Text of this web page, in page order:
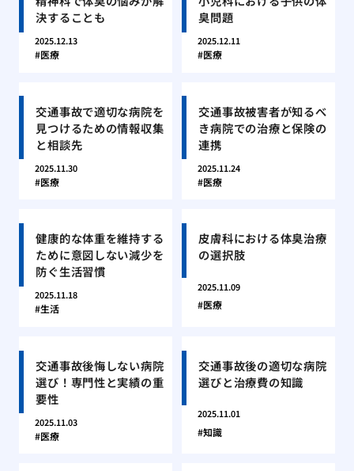
決することも
2025.12.13
医療
臭問題
2025.12.11
医療
交通事故で適切な病院を
見つけるための情報収集
と相談先
2025.11.30
医療
交通事故被害者が知るべ
き病院での治療と保険の
連携
2025.11.24
医療
健康的な体重を維持する
ために意図しない減少を
防ぐ生活習慣
2025.11.18
生活
皮膚科における体臭治療
の選択肢
2025.11.09
医療
交通事故後悔しない病院
選び！専門性と実績の重
要性
2025.11.03
医療
交通事故後の適切な病院
選びと治療費の知識
2025.11.01
知識